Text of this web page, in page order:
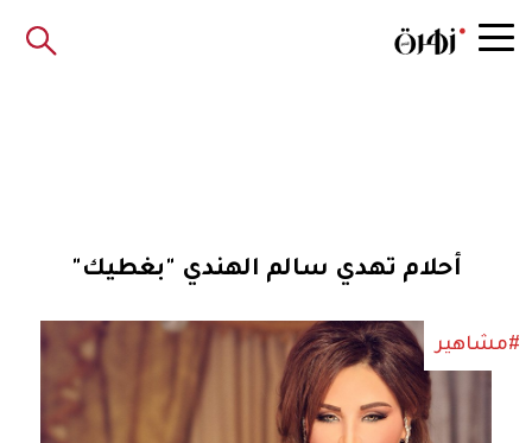
أحلام تهدي سالم الهندي "بغطيك"
#مشاهير